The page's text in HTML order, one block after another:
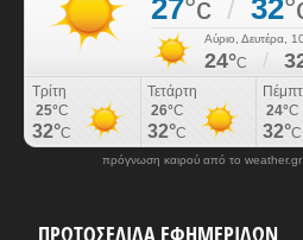
πρόγνωση καιρού από το weather.gr
ΠΡΩΤΟΣΕΛΙΔΑ ΕΦΗΜΕΡΙΔΩΝ